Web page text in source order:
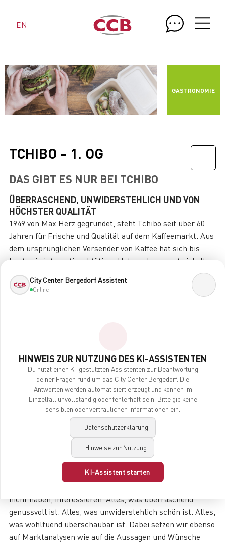
EN
City Center Bergedorf Assistent
Online
HINWEIS ZUR NUTZUNG DES KI-ASSISTENTEN
Du nutzt einen KI-gestützten Assistenten zur Beantwortung
deiner Fragen rund um das City Center Bergedorf. Die
Antworten werden automatisiert erzeugt und können im
Einzelfall unvollständig oder fehlerhaft sein. Bitte gib keine
sensiblen oder vertraulichen Informationen ein.
Datenschutzerklärung
Hinweise zur Nutzung
KI-Assistent starten
GASTRONOMIE
TCHIBO - 1. OG
DAS GIBT ES NUR BEI TCHIBO
ÜBERRA­SCHEND, UNWIDER­STEHLICH UND VON
HÖCHSTER QUALITÄT
1949 von Max Herz gegründet, steht Tchibo seit über 60
Jahren für Frische und Qualität auf dem Kaffeemarkt. Aus
dem ursprünglichen Versender von Kaffee hat sich bis
heute ein international tätiges Unternehmen entwickelt,
das in deutlich mehr Geschäftsbereichen tätig ist als dem
traditionellen Vertrieb von Kaffee. Im Laufe der Jahre hat
Tchibo sein Angebot und seine Vertriebswege konsequent
Qualität
Das versetzt manchmal uns selbst noch ins Staunen.
Angesichts der Produktpalette fragen sich viele Kunden
sicherlich, was es bei Tchibo eigentlich NICHT gibt.
Schließlich verkaufen wir neben Kaffeespezialitäten,
Reisen und Mobilfunk-Verträgen auch Mode und Technik.
Einfach überraschend, von höchster Qualität und immer
Aber wie passt das alles zusammen? Ganz einfach: Indem
nicht haben, interessieren. Alles, was überraschend
genussvoll ist. Alles, was unwiderstehlich schön ist. Alles,
was wohltuend überschaubar ist. Dabei setzen wir ebenso
auf Marktanalysen wie auf die Aussagen und Wünsche